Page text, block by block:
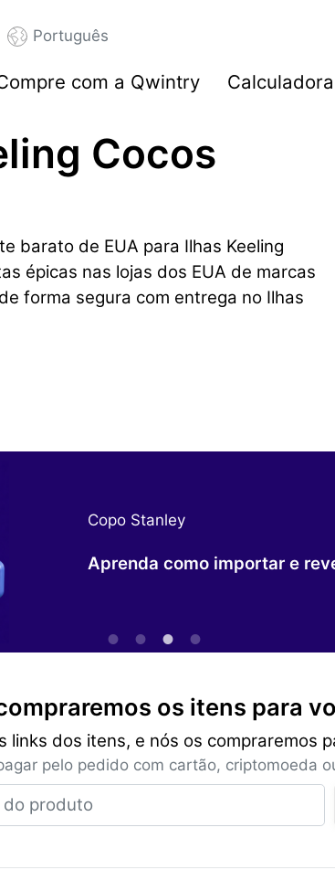
Português
com a Qwintry Calculadora
Cocos
barato de EUA para Ilhas Keeling
épicas nas lojas dos EUA de marcas
forma segura com entrega no Ilhas
Descontos nos envios,
muito mais no novo
os itens para
links dos itens, e nós os compraremos
pelo pedido com cartão, criptomoeda